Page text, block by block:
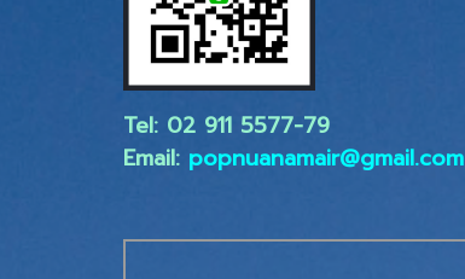
Tel: 02 ​911 5577-79
Email: popnuanamair@gmail.com